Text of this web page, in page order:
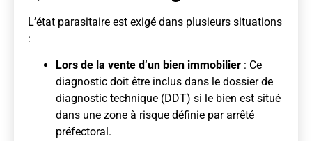
L’état parasitaire est exigé dans plusieurs situations
:
Lors de la vente d’un bien immobilier : Ce
diagnostic doit être inclus dans le dossier de
diagnostic technique (DDT) si le bien est situé
dans une zone à risque définie par arrêté
préfectoral.